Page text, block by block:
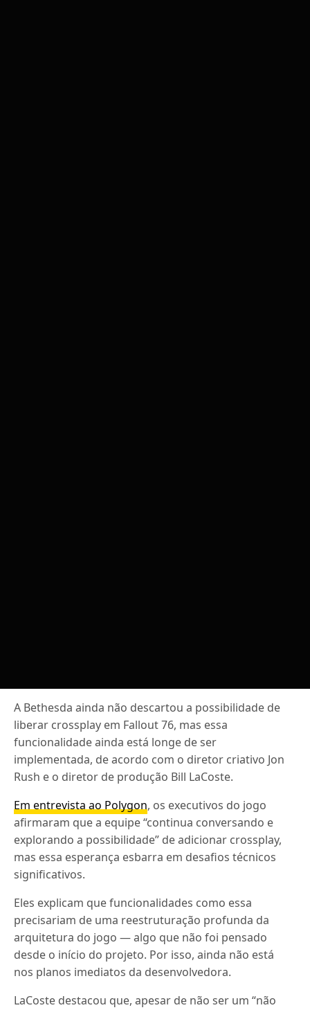
A Bethesda ainda não descartou a possibilidade de
liberar crossplay em Fallout 76, mas essa
funcionalidade ainda está longe de ser
implementada, de acordo com o diretor criativo Jon
Rush e o diretor de produção Bill LaCoste.
Em entrevista ao Polygon, os executivos do jogo
afirmaram que a equipe “continua conversando e
explorando a possibilidade” de adicionar crossplay,
mas essa esperança esbarra em desafios técnicos
significativos.
Eles explicam que funcionalidades como essa
precisariam de uma reestruturação profunda da
arquitetura do jogo — algo que não foi pensado
desde o início do projeto. Por isso, ainda não está
nos planos imediatos da desenvolvedora.
LaCoste destacou que, apesar de não ser um “não